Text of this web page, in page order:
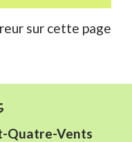
sur cette page
Quatre-Vents